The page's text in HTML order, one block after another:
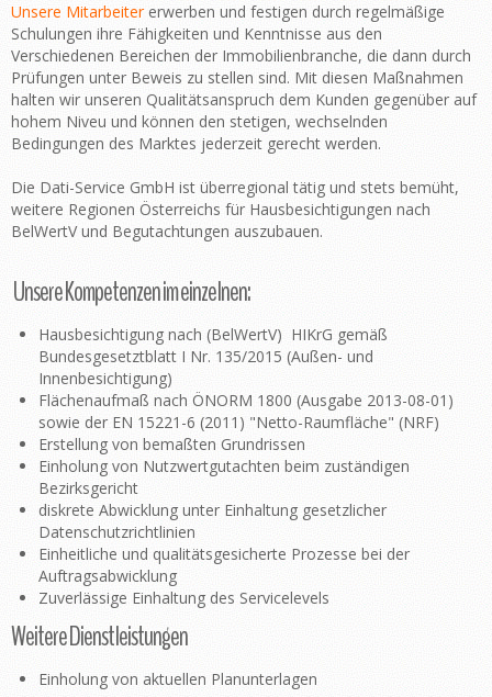
Unsere Mitarbeitererwerben und festigen durch regelmäßige
Schulungen ihre Fähigkeiten und Kenntnisse aus den
Verschiedenen Bereichen der Immobilienbranche, die dann durch
Prüfungen unter Beweis zu stellen sind. Mit diesen Maßnahmen
halten wir unseren Qualitätsanspruch dem Kunden gegenüber auf
hohem Niveu und können den stetigen, wechselnden
Bedingungen des Marktes jederzeit gerecht werden.
Die Dati-Service GmbH ist überregional tätig und stets bemüht,
weitere Regionen Österreichs für Hausbesichtigungen nach
BelWertV und Begutachtungen auszubauen.
Unsere Kompetenzen im einzelnen:
Hausbesichtigung nach (BelWertV) HIKrG gemäß
Bundesgesetztblatt I Nr. 135/2015 (Außen- und
Innenbesichtigung)
Flächenaufmaß nach ÖNORM 1800 (Ausgabe 2013-08-01)
sowie der EN 15221-6 (2011) "Netto-Raumfläche" (NRF)
Erstellung von bemaßten Grundrissen
Einholung von Nutzwertgutachten beim zuständigen
Bezirksgericht
diskrete Abwicklung unter Einhaltung gesetzlicher
Datenschutzrichtlinien
Einheitliche und qualitätsgesicherte Prozesse bei der
Auftragsabwicklung
Zuverlässige Einhaltung des Servicelevels
Weitere Dienstleistungen
Einholung von aktuellen Planunterlagen